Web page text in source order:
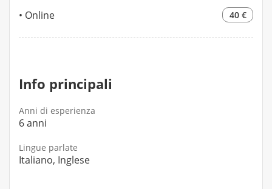
Online 40 €
Info principali
Anni di esperienza
6 anni
Lingue parlate
Italiano, Inglese